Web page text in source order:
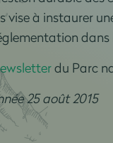
vise à instaurer
dans
du Parc
25 août 2015